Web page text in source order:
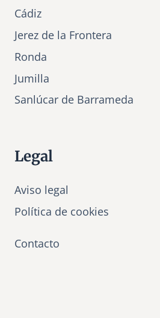
Cádiz
Jerez de la Frontera
Ronda
Jumilla
Sanlúcar de Barrameda
Legal
Aviso legal
Política de cookies
Contacto